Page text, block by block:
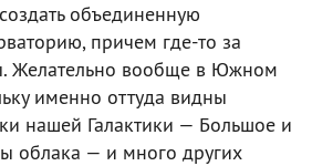
объединенную
причем где-то за
Желательно вообще в Южном
именно оттуда видны
нашей Галактики — Большое и
облака — и много других